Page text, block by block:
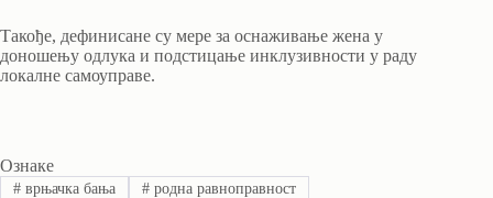
Такође, дефинисане су мере за оснаживање жена у
доношењу одлука и подстицање инклузивности у раду
локалне самоуправе.
Ознаке
#врњачка бања #родна равноправност